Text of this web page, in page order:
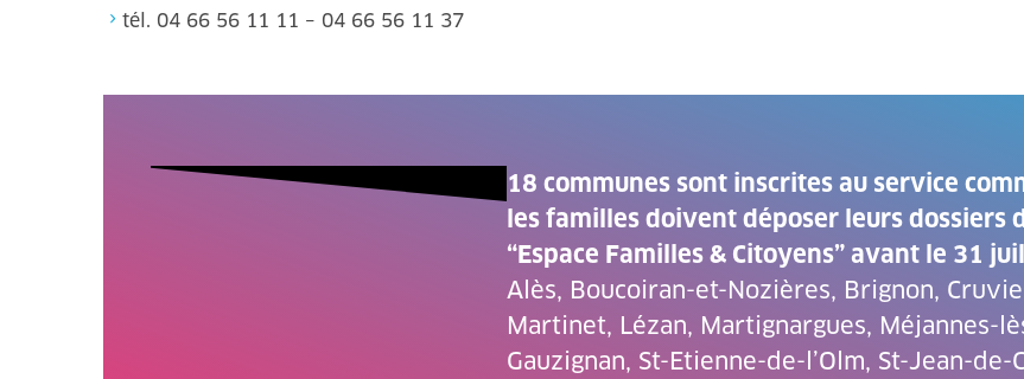
tél. 04 66 56 11 11 – 04 66 56 11 37
18 communes sont inscrites au service
les familles doivent déposer leurs
“Espace Familles & Citoyens” avant le 31
Alès, Boucoiran-et-Nozières, Brignon,
Martinet, Lézan, Martignargues, Méjannes-
Gauzignan, St-Etienne-de-l’Olm, St-Jean-